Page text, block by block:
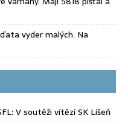
vyder malých. Na
V soutěži vítězí SK Líšeň